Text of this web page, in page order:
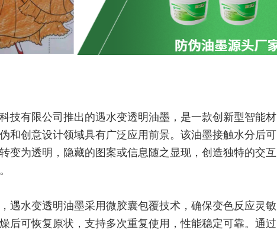
技有限公司推出的遇水变透明油墨，是一款创新型智能材
和创意设计领域具有广泛应用前景。该油墨接触水分后可
变为透明，隐藏的图案或信息随之显现，创造独特的交互
遇水变透明油墨采用微胶囊包覆技术，确保变色反应灵敏
后可恢复原状，支持多次重复使用，性能稳定可靠。通过